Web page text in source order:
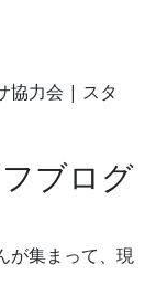
協力会 | スタ
ブログ
が集まって、現